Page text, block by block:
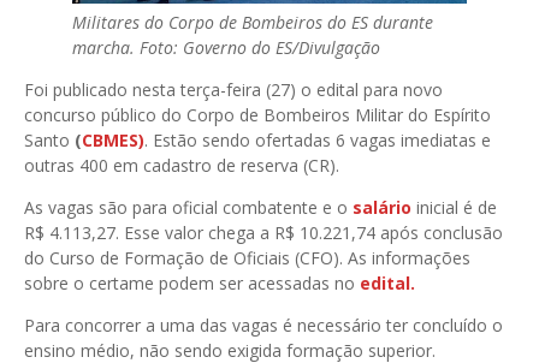
Militares do Corpo de Bombeiros do ES durante
marcha. Foto: Governo do ES/Divulgação
Foi publicado nesta terça-feira (27) o edital para novo
concurso público do Corpo de Bombeiros Militar do Espírito
Santo (CBMES). Estão sendo ofertadas 6 vagas imediatas e
outras 400 em cadastro de reserva (CR).
As vagas são para oficial combatente e o salário inicial é de
R$ 4.113,27. Esse valor chega a R$ 10.221,74 após conclusão
do Curso de Formação de Oficiais (CFO). As informações
sobre o certame podem ser acessadas no edital.
Para concorrer a uma das vagas é necessário ter concluído o
ensino médio, não sendo exigida formação superior.